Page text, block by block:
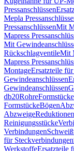
Pressanschlüssen
Mepla
PressanschlüssenMit
Mapress
Mit
RückschlagventileMit
Mapress
MontageErsatzteile
Gewindeanschlüssen
Gewindeanschlüssen
db20RohreFormstücke
FormstückeBögen
AbzweigeReduktionen
Reinigungsstücke
Verbindungen
für Steckverbindungen
WerkstoffeErsatzteile